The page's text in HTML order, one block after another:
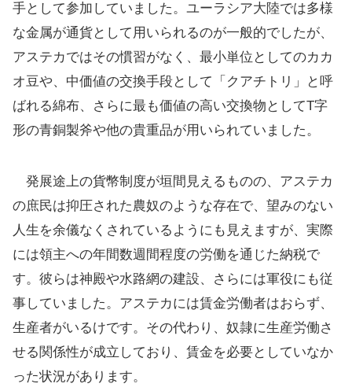
手として参加していました。ユーラシア大陸では多様
な金属が通貨として用いられるのが一般的でしたが、
アステカではその慣習がなく、最小単位としてのカカ
オ豆や、中価値の交換手段として「クアチトリ」と呼
ばれる綿布、さらに最も価値の高い交換物としてT字
形の青銅製斧や他の貴重品が用いられていました。
発展途上の貨幣制度が垣間見えるものの、アステカ
の庶民は抑圧された農奴のような存在で、望みのない
人生を余儀なくされているようにも見えますが、実際
には領主への年間数週間程度の労働を通じた納税で
す。彼らは神殿や水路網の建設、さらには軍役にも従
事していました。アステカには賃金労働者はおらず、
生産者がいるけです。その代わり、奴隷に生産労働さ
せる関係性が成立しており、賃金を必要としていなか
った状況があります。